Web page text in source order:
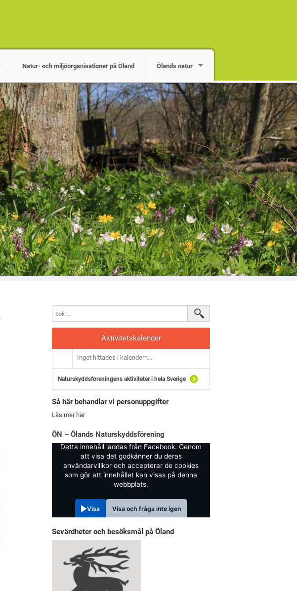
Natur- och miljöorganisationer på Öland Ölands natur
Aktivitetskalender
Inget hittades i kalendern...
Naturskyddsföreningens aktiviteter i hela Sverige
Så här behandlar vi personuppgifter
Läs mer här
ÖN – Ölands Naturskyddsförening
Detta innehåll laddas från Facebook. Genom
att visa det godkänner du deras
användarvillkor och accepterar de cookies
som gör att innehållet kan visas på denna
webbplats.
Visa Visa och fråga inte igen
Sevärdheter och besöksmål på Öland